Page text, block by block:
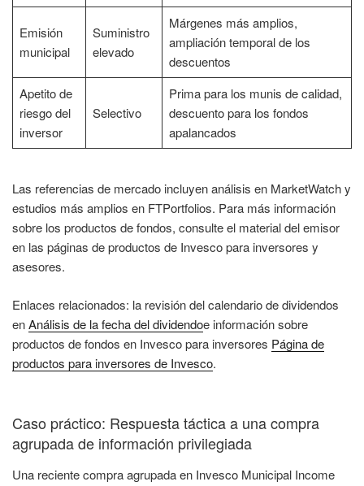
Emisión
municipal
Suministro
elevado
Márgenes más amplios,
ampliación temporal de los
descuentos
Apetito de
riesgo del
inversor
Selectivo
Prima para los munis de calidad,
descuento para los fondos
apalancados
Las referencias de mercado incluyen análisis en MarketWatch y
estudios más amplios en FTPortfolios. Para más información
sobre los productos de fondos, consulte el material del emisor
en las páginas de productos de Invesco para inversores y
asesores.
Enlaces relacionados: la revisión del calendario de dividendos
enAnálisis de la fecha del dividendoe información sobre
productos de fondos en Invesco para inversores Página de
productos para inversores de Invesco.
Caso práctico: Respuesta táctica a una compra
agrupada de información privilegiada
Una reciente compra agrupada en Invesco Municipal Income